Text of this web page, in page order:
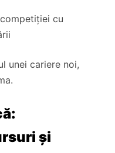
cu
unei cariere noi,
și